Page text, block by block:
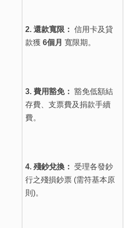
2. 還款寬限： 信用卡及貸
款獲 6個月 寬限期。
3. 費用豁免： 豁免低額結
存費、支票費及捐款手續
費。
4. 殘鈔兌換：
受理各發鈔
行之殘損鈔票 (需符基本原
則)。